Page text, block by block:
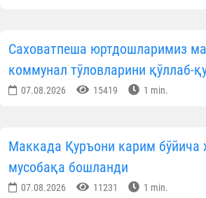
Саховатпеша юртдошларимиз
коммунал тўловларини қўллаб-
07.08.2026 15419 1 min.
Маккада Қуръони карим бўйича
мусобақа бошланди
07.08.2026 11231 1 min.